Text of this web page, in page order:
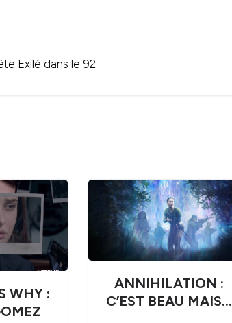
Exilé dans le 92
WHY :
ANNIHILATION :
C’EST BEAU MAIS…